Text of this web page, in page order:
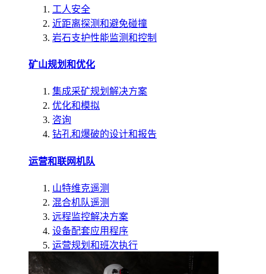
工人安全
近距离探测和避免碰撞
岩石支护性能监测和控制
矿山规划和优化
集成采矿规划解决方案
优化和模拟
咨询
钻孔和爆破的设计和报告
运营和联网机队
山特维克遥测
混合机队遥测
远程监控解决方案
设备配套应用程序
运营规划和班次执行